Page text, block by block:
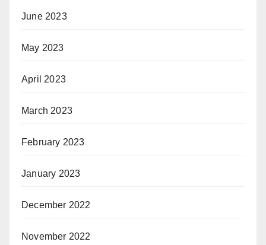
June 2023
May 2023
April 2023
March 2023
February 2023
January 2023
December 2022
November 2022